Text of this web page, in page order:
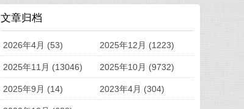
文章归档
2026年4月 (53) 2025年12月 (1223)
2025年11月 (13046) 2025年10月 (9732)
2025年9月 (14) 2023年4月 (304)